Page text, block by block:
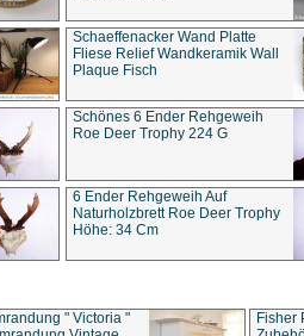
Schaeffenacker Wand Platte
Fliese Relief Wandkeramik Wall
Plaque Fisch
Schönes 6 Ender Rehgeweih
Roe Deer Trophy 224 G
6 Ender Rehgeweih Auf
Naturholzbrett Roe Deer Trophy
Höhe: 34 Cm
" Victoria "
Fisher